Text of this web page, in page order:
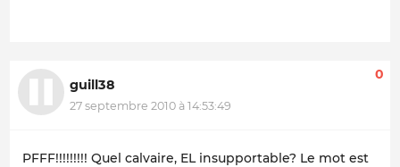
guill38
27 septembre 2010 à 14:53:49
0
PFFF!!!!!!!!! Quel calvaire, EL insupportable? Le mot est